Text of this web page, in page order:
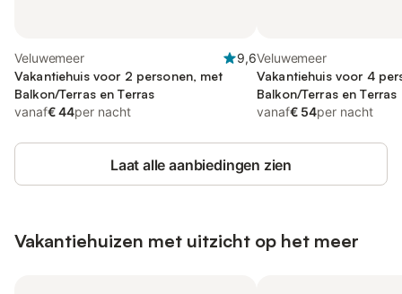
Veluwemeer
9,6
Vakantiehuis voor 2 personen, met
Balkon/Terras en Terras
vanaf€ 44per nacht
Veluwemeer
Vakantiehuis voor 4
Balkon/Terras en Terras
vanaf€ 54per nacht
Laat alle aanbiedingen zien
Vakantiehuizen met uitzicht op het meer